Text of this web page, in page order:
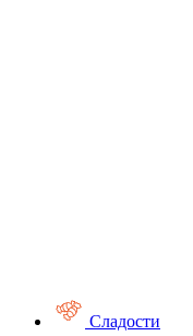
Сладости